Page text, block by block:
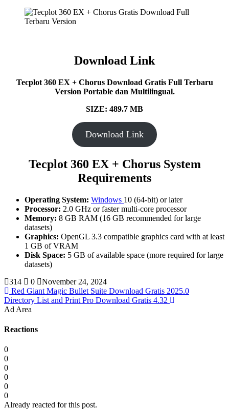
Download Link
Tecplot 360 EX + Chorus Download Gratis Full Terbaru
Version Portable dan Multilingual.
SIZE: 489.7 MB
Download Link
Tecplot 360 EX + Chorus System
Requirements
Operating System: Windows 10 (64-bit) or later
Processor: 2.0 GHz or faster multi-core processor
Memory: 8 GB RAM (16 GB recommended for large
datasets)
Graphics: OpenGL 3.3 compatible graphics card with at least
1 GB of VRAM
Disk Space: 5 GB of available space (more required for large
datasets)
314
0
November 24, 2024
Red Giant Magic Bullet Suite Download Gratis 2025.0
Directory List and Print Pro Download Gratis 4.32
Ad Area
Reactions
0
0
0
0
0
0
Already reacted for this post.